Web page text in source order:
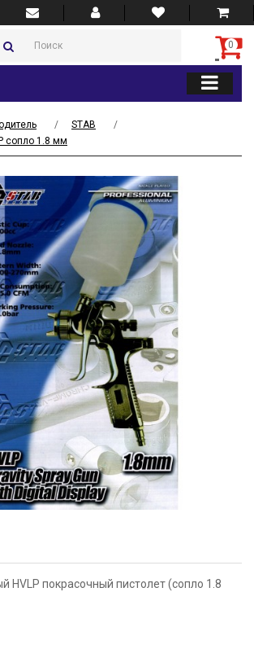
0
STAB
сопло 1.8 мм
HVLP покрасочный пистолет (сопло 1.8